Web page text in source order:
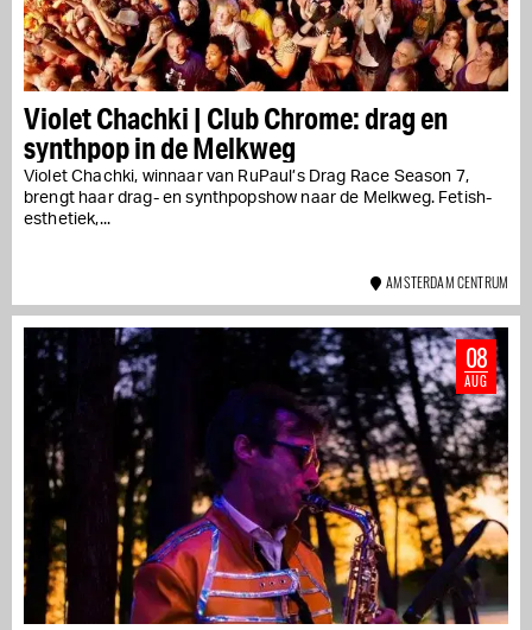
Violet Chachki | Club Chrome: drag en
synthpop in de Melkweg
Violet Chachki, winnaar van RuPaul’s Drag Race Season 7,
brengt haar drag- en synthpopshow naar de Melkweg. Fetish-
esthetiek,...
AMSTERDAM CENTRUM
08
AUG